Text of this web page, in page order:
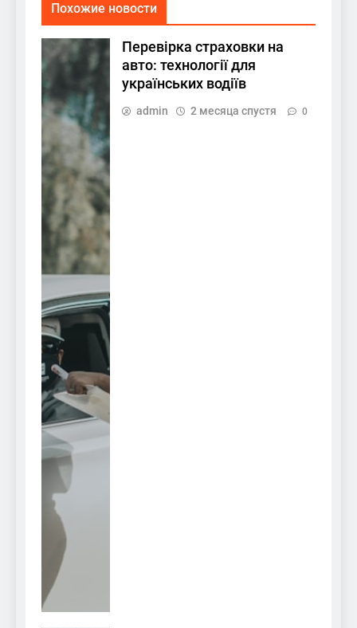
Похожие новости
Перевірка страховки на
авто: технології для
українських водіїв
admin 2 месяца спустя 0